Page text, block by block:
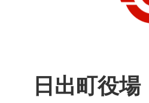
日出町役場